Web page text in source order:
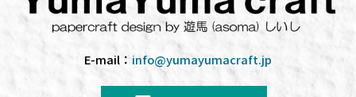
E-mail： info@yumayumacraft.jp